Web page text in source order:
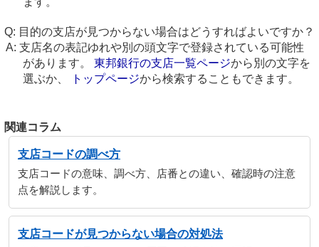
目的の支店が見つからない場合はどうすればよいですか？
支店名の表記ゆれや別の頭文字で登録されている可能性
があります。 東邦銀行の支店一覧ページから別の文字を
選ぶか、
トップページから検索することもできます。
関連コラム
支店コードの調べ方
支店コードの意味、調べ方、店番との違い、確認時の注意
点を解説します。
支店コードが見つからない場合の対処法